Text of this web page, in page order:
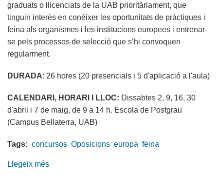
graduats o llicenciats de la UAB prioritàriament, que
tinguin interès en conèixer les oportunitats de pràctiques i
feina als organismes i les institucions europees i entrenar-
se pels processos de selecció que s’hi convoquen
regularment.
DURADA: 26 hores (20 presencials i 5 d'aplicació a l'aula)
CALENDARI, HORARI I LLOC: Dissabtes 2, 9, 16, 30
d'abril i 7 de maig, de 9 a 14 h. Escola de Postgrau
(Campus Bellaterra, UAB)
Tags: concursos Oposicions europa feina
Llegeix més